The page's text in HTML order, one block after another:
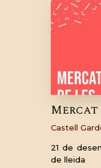
Mercat
Castell
21 de
de lleida